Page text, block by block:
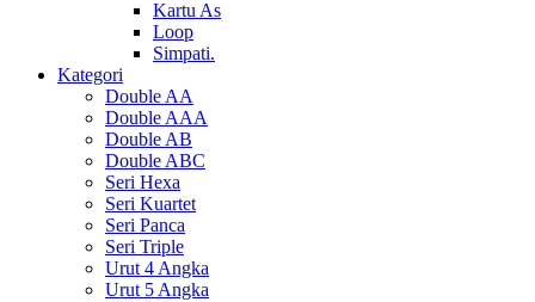
Kartu As
Loop
Simpati.
Kategori
Double AA
Double AAA
Double AB
Double ABC
Seri Hexa
Seri Kuartet
Seri Panca
Seri Triple
Urut 4 Angka
Urut 5 Angka